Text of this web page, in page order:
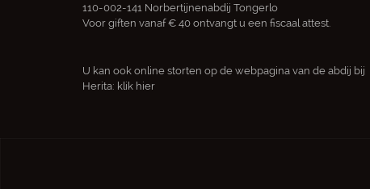
110-002-141 Norbertijnenabdij Tongerlo
Voor giften vanaf € 40 ontvangt u een fiscaal attest.
U kan ook online storten op de webpagina van de abdij bij
Herita: klik hier